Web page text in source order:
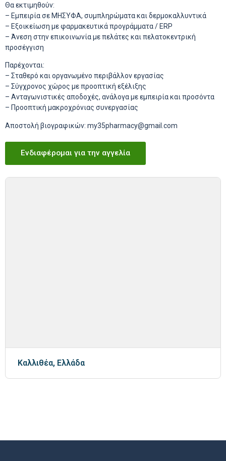
Θα εκτιμηθούν:
– Εμπειρία σε ΜΗΣΥΦΑ, συμπληρώματα και δερμοκαλλυντικά
– Εξοικείωση με φαρμακευτικά προγράμματα / ERP
– Άνεση στην επικοινωνία με πελάτες και πελατοκεντρική
προσέγγιση
Παρέχονται:
– Σταθερό και οργανωμένο περιβάλλον εργασίας
– Σύγχρονος χώρος με προοπτική εξέλιξης
– Ανταγωνιστικές αποδοχές, ανάλογα με εμπειρία και προσόντα
– Προοπτική μακροχρόνιας συνεργασίας
Αποστολή βιογραφικών: my35pharmacy@gmail.com
Καλλιθέα, Ελλάδα